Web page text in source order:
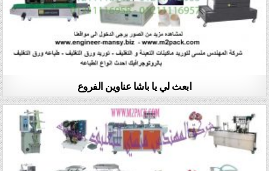
ابعث لي يا باشا عناوين الفروع